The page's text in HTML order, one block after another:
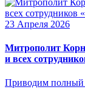
23 Апреля 2026
Митрополит
и всех
Приводим полный